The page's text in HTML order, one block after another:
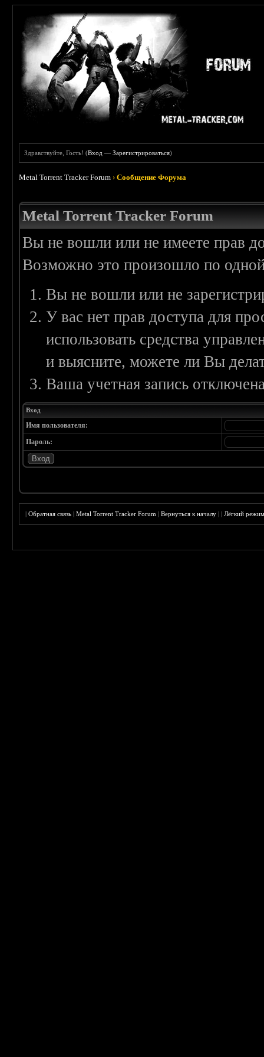
Здравствуйте, Гость! (Вход —Зарегистрироваться)
Metal Torrent Tracker Forum ›Сообщение Форума
Metal Torrent Tracker Forum
Вы не вошли или не имеете прав
Возможно это произошло по
Вы не вошли или не
У вас нет прав доступа для
использовать средства
и выясните, можете ли Вы
Ваша учетная запись
Вход
Имя пользователя:
Пароль:
|Обратная связь |Metal Torrent Tracker Forum |Вернуться к началу ||Лёгкий